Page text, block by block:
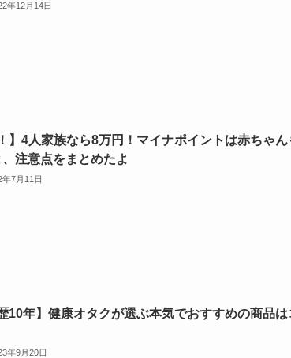
年12月14日
】4人家族なら8万円！マイナポイントは赤ちゃん
注意点をまとめたよ
年7月11日
10年】健康オタクが選ぶ本気でおすすめの商品は
年9月20日